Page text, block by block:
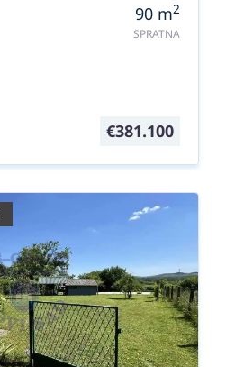
90 m2
SPRATNA
€381.100